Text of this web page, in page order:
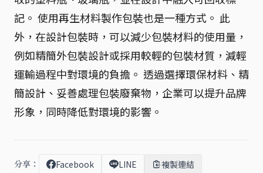
記。 使用再生材料製作包裝也是一種方式。 此
外，在設計包裝時，可以減少包裝材料的使用量，
例如精簡外包裝設計或採用較輕的包裝材質，減輕
運輸過程中對環境的負擔。 透過選擇環保材料、精
簡設計、妥善處理包裝廢棄物，企業可以提升品牌
形象，同時降低對環境的影響。
分享： Facebook LINE 複製連結